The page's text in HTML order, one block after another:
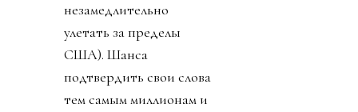
незамедлительно
улетать за пределы
США). Шанса
подтвердить свои слова
тем самым миллионам и